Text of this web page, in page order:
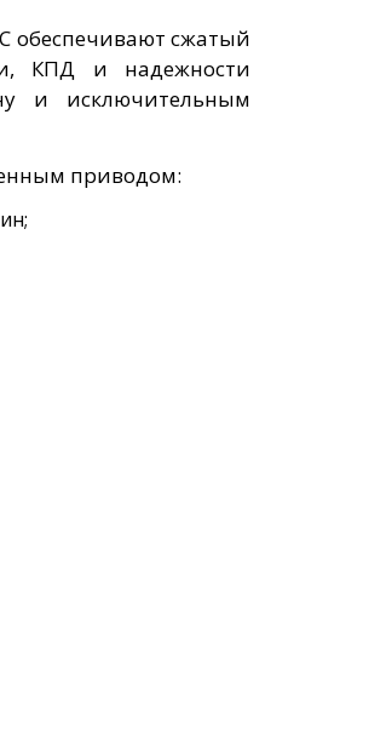
обеспечивают сжатый
КПД и надежности
и исключительным
приводом: